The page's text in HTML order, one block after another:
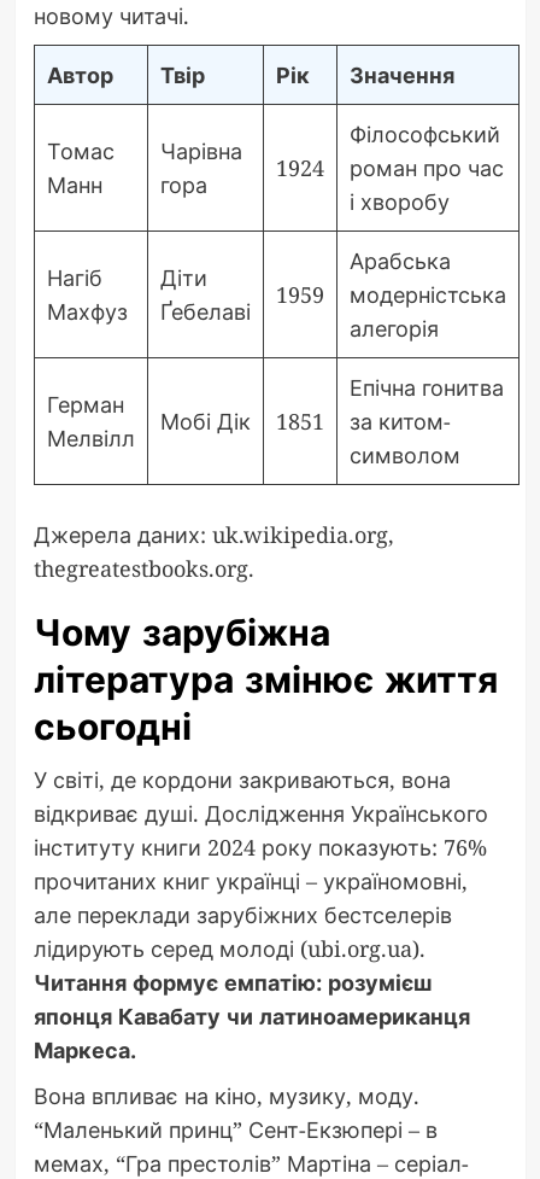
новому читачі.
Автор Твір Рік Значення
Томас
Манн
Чарівна
гора
1924
Філософський
роман про час
і хворобу
Нагіб
Махфуз
Діти
Ґебелаві
1959
Арабська
модерністська
алегорія
Герман
Мелвілл
Мобі Дік 1851
Епічна гонитва
за китом-
символом
Джерела даних: uk.wikipedia.org,
thegreatestbooks.org.
Чому зарубіжна
література змінює життя
сьогодні
У світі, де кордони закриваються, вона
відкриває душі. Дослідження Українського
інституту книги 2024 року показують: 76%
прочитаних книг українці – україномовні,
але переклади зарубіжних бестселерів
лідирують серед молоді (ubi.org.ua).
Читання формує емпатію: розумієш
японця Кавабату чи латиноамериканця
Маркеса.
Вона впливає на кіно, музику, моду.
“Маленький принц” Сент-Екзюпері – в
мемах, “Гра престолів” Мартіна – серіал-